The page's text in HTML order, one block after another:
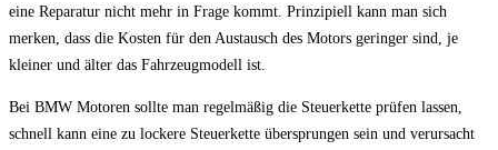
eine Reparatur nicht mehr in Frage kommt. Prinzipiell kann man sich
merken, dass die Kosten für den Austausch des Motors geringer sind, je
kleiner und älter das Fahrzeugmodell ist.
Bei BMW Motoren sollte man regelmäßig die Steuerkette prüfen lassen,
schnell kann eine zu lockere Steuerkette übersprungen sein und verursacht